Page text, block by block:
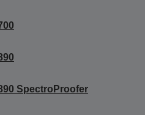
SpectroProofer